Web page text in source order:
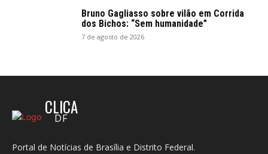
Bruno Gagliasso sobre vilão em Corrida
dos Bichos: “Sem humanidade”
7 de agosto de 2026
CLICA
DF
Portal de Notícias de Brasília e Distrito Federal.